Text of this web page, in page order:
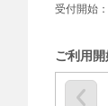
受付開始：
ご利用